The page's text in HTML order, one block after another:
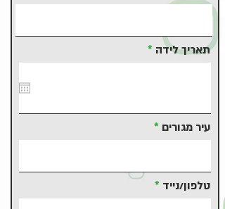
תאריך לידה *
r
e
r
d
עיר מגורים
טלפון/נייד